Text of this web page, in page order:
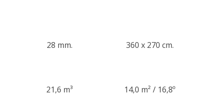
28 mm. 360 x 270 cm.
21,6 m³ 14,0 m² / 16,8º